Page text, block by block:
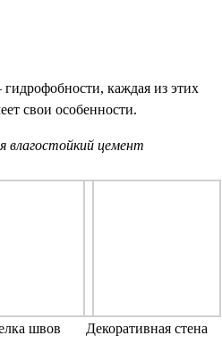
каждая из этих
свои особенности.
влагостойкий цемент
швов Декоративная стена